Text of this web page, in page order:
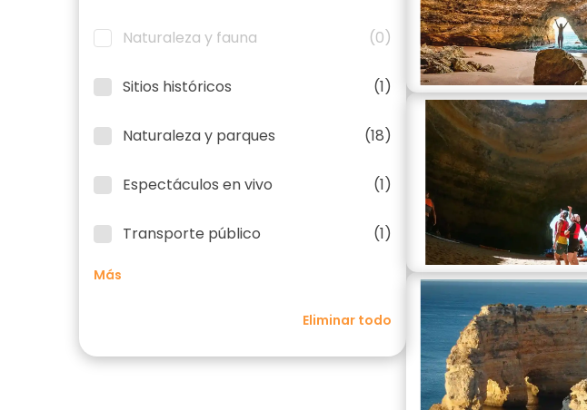
Naturaleza y fauna (0)
Sitios históricos (1)
Naturaleza y parques (18)
Espectáculos en vivo (1)
Transporte público (1)
Más
Eliminar todo